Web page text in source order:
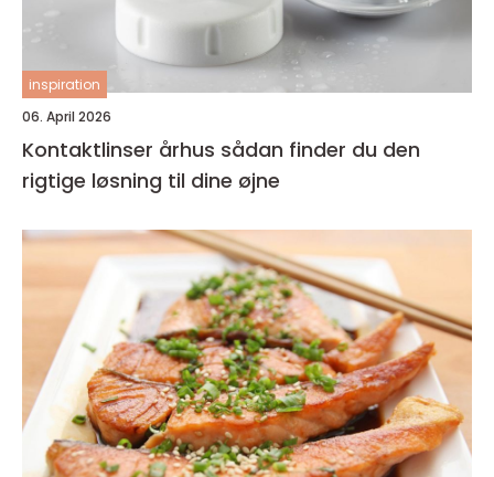
inspiration
06. April 2026
Kontaktlinser århus sådan finder du den
rigtige løsning til dine øjne